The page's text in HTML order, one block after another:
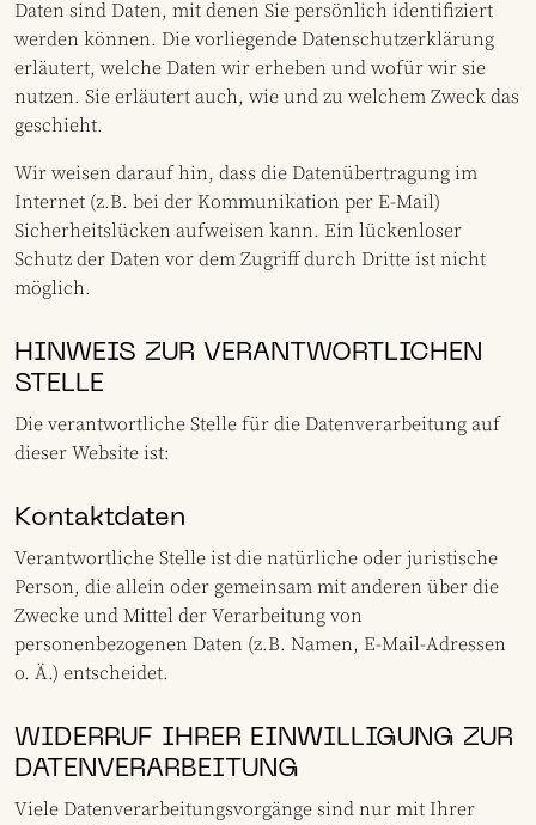
Daten sind Daten, mit denen Sie persönlich identifiziert
werden können. Die vorliegende Datenschutzerklärung
erläutert, welche Daten wir erheben und wofür wir sie
nutzen. Sie erläutert auch, wie und zu welchem Zweck das
geschieht.
Wir weisen darauf hin, dass die Datenübertragung im
Internet (z.B. bei der Kommunikation per E-Mail)
Sicherheitslücken aufweisen kann. Ein lückenloser
Schutz der Daten vor dem Zugriff durch Dritte ist nicht
möglich.
HINWEIS ZUR VERANTWORTLICHEN
STELLE
Die verantwortliche Stelle für die Datenverarbeitung auf
dieser Website ist:
Kontaktdaten
Verantwortliche Stelle ist die natürliche oder juristische
Person, die allein oder gemeinsam mit anderen über die
Zwecke und Mittel der Verarbeitung von
personenbezogenen Daten (z.B. Namen, E-Mail-Adressen
o. Ä.) entscheidet.
WIDERRUF IHRER EINWILLIGUNG ZUR
DATENVERARBEITUNG
Viele Datenverarbeitungsvorgänge sind nur mit Ihrer